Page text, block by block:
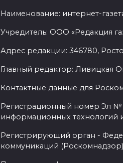
Наименование: интернет-
Учредитель: ООО «Редакция
Адрес редакции: 346780,
Главный редактор: Ливицкая
Контактные данные для
Регистрационный номер Эл №
информационных технологий
Регистрирующий орган -
коммуникаций (Роскомнадзор)